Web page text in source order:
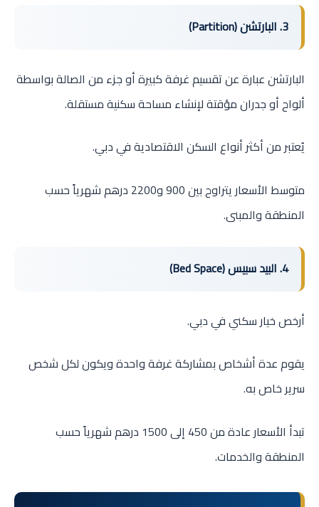
3. البارتشن (Partition)
البارتشن عبارة عن تقسيم غرفة كبيرة أو جزء من الصالة بواسطة
ألواح أو جدران مؤقتة لإنشاء مساحة سكنية مستقلة.
يُعتبر من أكثر أنواع السكن الاقتصادية في دبي.
متوسط الأسعار يتراوح بين 900 و2200 درهم شهرياً حسب
المنطقة والمبنى.
4. البيد سبيس (Bed Space)
أرخص خيار سكني في دبي.
يقوم عدة أشخاص بمشاركة غرفة واحدة ويكون لكل شخص
سرير خاص به.
تبدأ الأسعار عادة من 450 إلى 1500 درهم شهرياً حسب
المنطقة والخدمات.